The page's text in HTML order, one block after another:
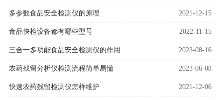
多参数食品安全检测仪的原理 2021-12-15
食品快检设备都有哪些型号 2022-11-15
三合一多功能食品安全检测仪的作用 2023-08-16
农药残留分析仪检测流程简单易懂 2023-06-08
快速农药残留检测仪怎样维护 2021-12-06